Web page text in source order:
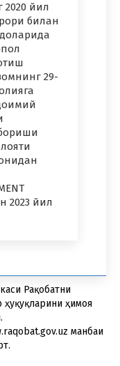
йил
билан
29-
2023 йил
Рақобатни
ҳимоя
манбаи